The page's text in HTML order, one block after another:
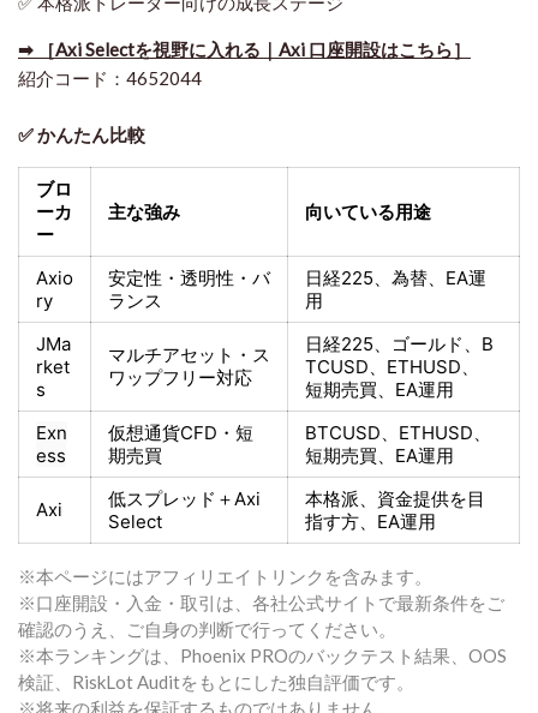
➡ ［Axi Selectを視野に入れる｜Axi 口座開設はこちら］
紹介コード：4652044
✅ かんたん比較
ブロ
ーカ
ー
主な強み 向いている用途
Axio
ry
安定性・透明性・バ
ランス
日経225、為替、EA運
用
JMa
rket
s
マルチアセット・ス
ワップフリー対応
日経225、ゴールド、 B
TCUSD、ETHUSD、
短期売買、EA運用
Exn
ess
仮想通貨CFD・短
期売買
BTCUSD、ETHUSD、
短期売買、EA運用
Axi 低スプレッド＋Axi
Select
本格派、資金提供を目
指す方、EA運用
※本ページにはアフィリエイトリンクを含みます。
※口座開設・入金・取引は、各社公式サイトで最新条件をご
確認のうえ、ご自身の判断で行ってください。
※本ランキングは、Phoenix PROのバックテスト結果、OOS
検証、RiskLot Auditをもとにした独自評価です。
※将来の利益を保証するものではありません。